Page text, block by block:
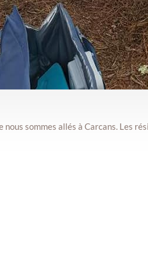
nous sommes allés à Carcans. Les